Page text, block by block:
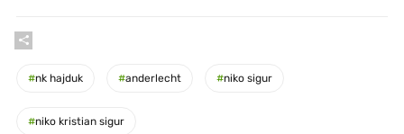
#nk hajduk #anderlecht #niko sigur
#niko kristian sigur